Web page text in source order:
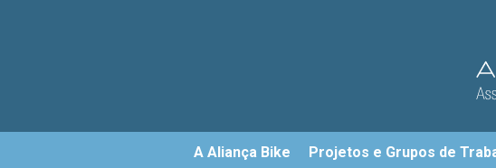
A Aliança Bike Projetos e Grupos de